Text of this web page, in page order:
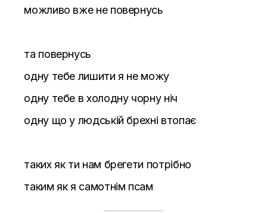
можливо вже не повернусь
та повернусь
одну тебе лишити я не можу
одну тебе в холодну чорну ніч
одну що у людській брехні втопає
таких як ти нам брегети потрібно
таким як я самотнім псам